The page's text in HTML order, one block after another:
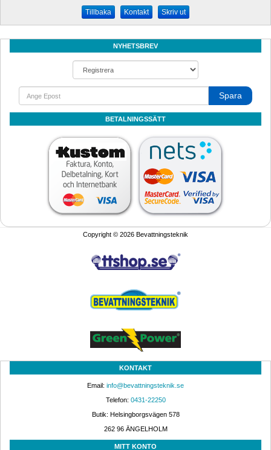
Kontakt Skriv ut
NYHETSBREV
Spara
BETALNINGSSÄTT
Copyright © 2026 Bevattningsteknik
KONTAKT
Email: info@bevattningsteknik.se
Telefon: 0431-22250
Butik: Helsingborgsvägen 578
262 96 ÄNGELHOLM
MITT KONTO